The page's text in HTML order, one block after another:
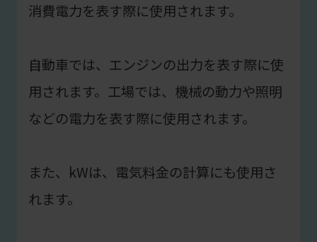
消費電力を表す際に使用されます。
自動車では、エンジンの出力を表す際に使
用されます。工場では、機械の動力や照明
などの電力を表す際に使用されます。
また、kWは、電気料金の計算にも使用さ
れます。